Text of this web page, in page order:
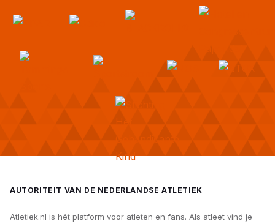
AUTORITEIT VAN DE NEDERLANDSE ATLETIEK
Atletiek.nl is hét platform voor atleten en fans. Als atleet vind je